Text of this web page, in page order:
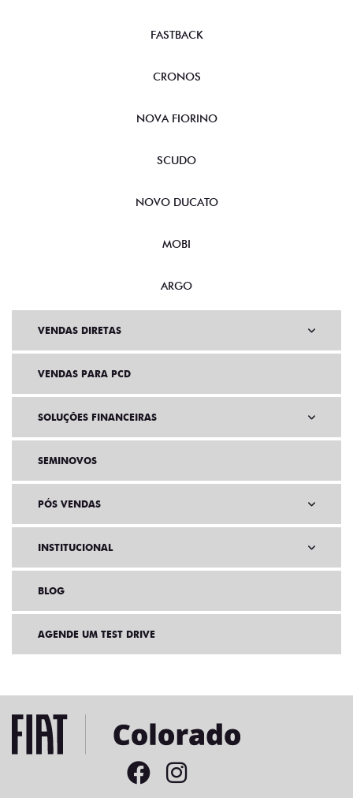
FASTBACK
CRONOS
NOVA FIORINO
SCUDO
NOVO DUCATO
MOBI
ARGO
VENDAS DIRETAS
VENDAS PARA PCD
SOLUÇÕES FINANCEIRAS
SEMINOVOS
PÓS VENDAS
INSTITUCIONAL
BLOG
AGENDE UM TEST DRIVE